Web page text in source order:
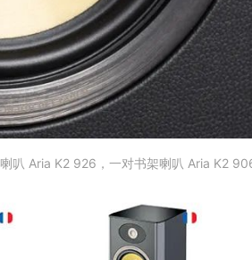
Aria K2 926，一对书架喇叭 Aria K2